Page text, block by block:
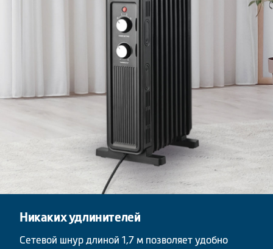
Никаких удлинителей
Сетевой шнур длиной 1,7 м позволяет удобно